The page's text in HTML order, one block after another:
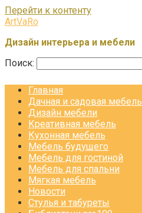
Перейти к контенту
ArtVaRo
Дизайн интерьера и мебели
Поиск:
Главная
Дачная и садовая мебель
Дизайн мебели
Креативная мебель
Кухонная мебель
Мебель будущего
Мебель для гостиной
Мебель для спальни
Мягкая мебель
Новости
Стулья и табуреты